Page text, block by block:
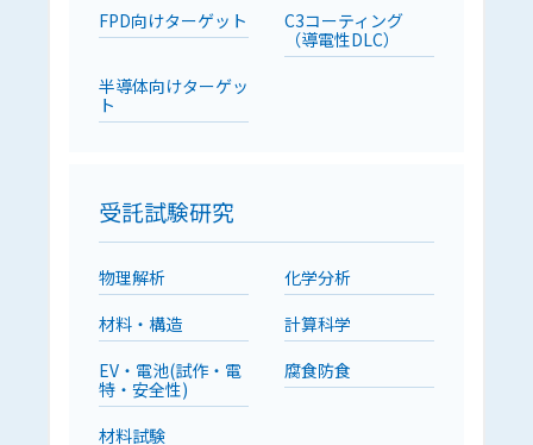
FPD向けターゲット
C3コーティング
（導電性DLC）
半導体向けターゲッ
ト
受託試験研究
物理解析
化学分析
材料・構造
計算科学
EV・電池(試作・電
特・安全性)
腐食防食
材料試験